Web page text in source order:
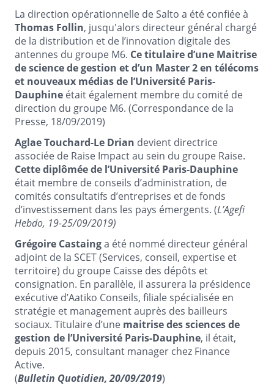
La direction opérationnelle de Salto a été confiée à
Thomas Follin, jusqu'alors directeur général chargé
de la distribution et de l’innovation digitale des
antennes du groupe M6. Ce titulaire d’une Maitrise
de science de gestion et d’un Master 2 en télécoms
et nouveaux médias de l’Université Paris-
Dauphine était également membre du comité de
direction du groupe M6. (Correspondance de la
Presse, 18/09/2019)
Aglae Touchard-Le Drian devient directrice
associée de Raise Impact au sein du groupe Raise.
Cette diplômée de l’Université Paris-Dauphine
était membre de conseils d’administration, de
comités consultatifs d’entreprises et de fonds
d’investissement dans les pays émergents. (L’Agefi
Hebdo, 19-25/09/2019)
Grégoire Castainga été nommé directeur général
adjoint de la SCET (Services, conseil, expertise et
territoire) du groupe Caisse des dépôts et
consignation. En parallèle, il assurera la présidence
exécutive d’Aatiko Conseils, filiale spécialisée en
stratégie et management auprès des bailleurs
sociaux. Titulaire d’une maitrise des sciences de
gestion de l’Université Paris-Dauphine, il était,
depuis 2015, consultant manager chez Finance
Active.
(Bulletin Quotidien, 20/09/2019)